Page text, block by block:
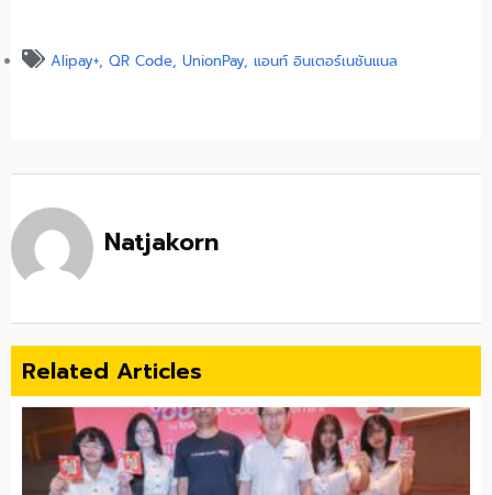
Alipay+, QR Code, UnionPay, แอนท์ อินเตอร์เนชันแนล
Natjakorn
Related Articles